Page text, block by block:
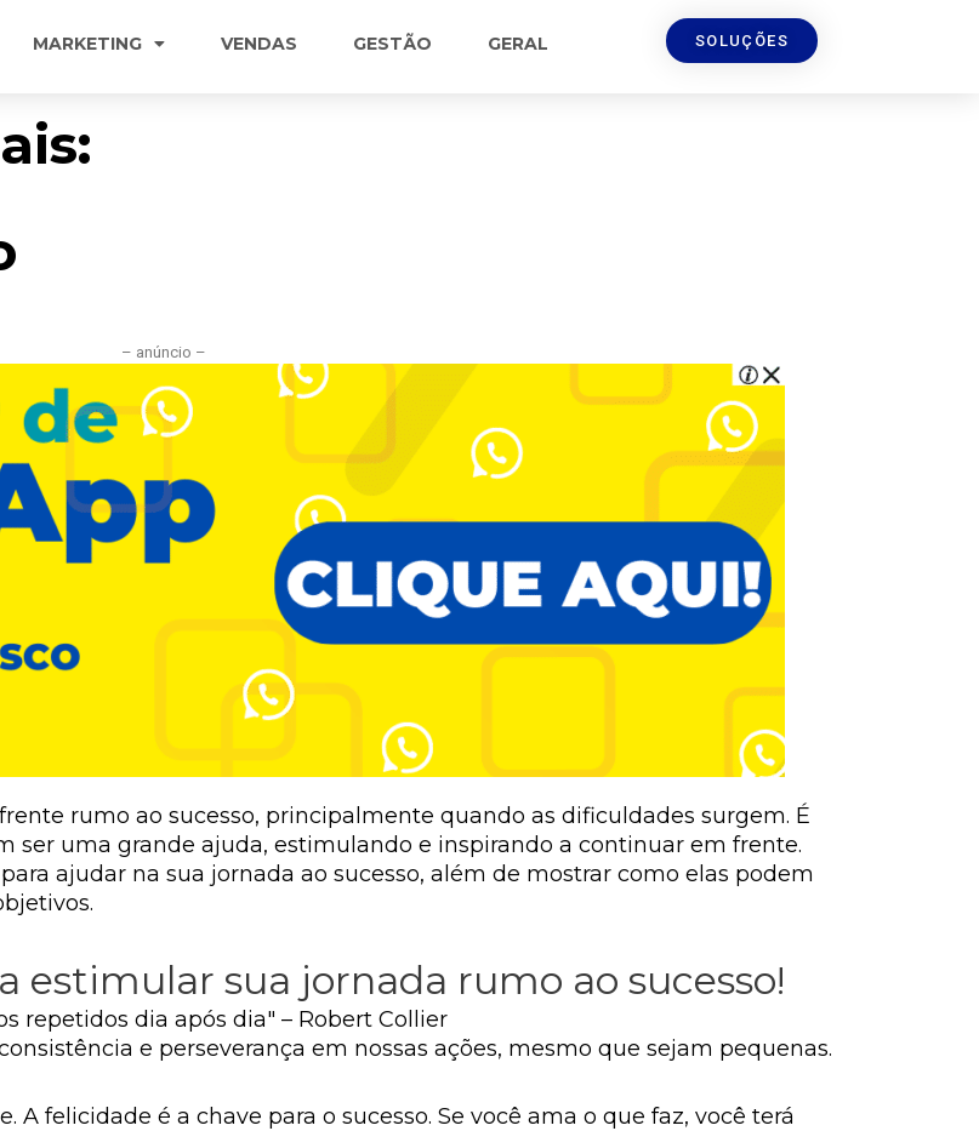
MARKETING VENDAS GESTÃO GERAL SOLUÇÕES
– anúncio –
rumo ao sucesso, principalmente quando as dificuldades surgem. É
ser uma grande ajuda, estimulando e inspirando a continuar em frente.
ajudar na sua jornada ao sucesso, além de mostrar como elas podem
estimular sua jornada rumo ao sucesso!
repetidos dia após dia" – Robert Collier
e perseverança em nossas ações, mesmo que sejam pequenas.
A felicidade é a chave para o sucesso. Se você ama o que faz, você terá